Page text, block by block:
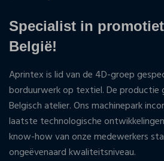
Specialist in
België!
Aprintex is lid van de 4D-groep
borduurwerk op textiel. De productie
Belgisch atelier. Ons machinepark
laatste technologische
know-how van onze medewerkers
ongeëvenaard kwaliteitsniveau.